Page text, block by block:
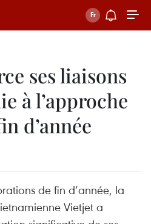
ses liaisons
à l’approche
d’année
de fin d’année, la
Vietjet a